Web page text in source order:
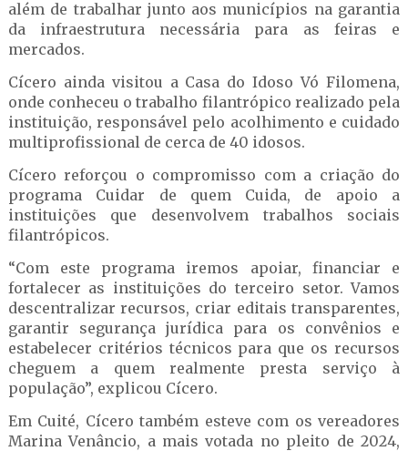
além de trabalhar junto aos municípios na garantia
da infraestrutura necessária para as feiras e
mercados.
Cícero ainda visitou a Casa do Idoso Vó Filomena,
onde conheceu o trabalho filantrópico realizado pela
instituição, responsável pelo acolhimento e cuidado
multiprofissional de cerca de 40 idosos.
Cícero reforçou o compromisso com a criação do
programa Cuidar de quem Cuida, de apoio a
instituições que desenvolvem trabalhos sociais
filantrópicos.
“Com este programa iremos apoiar, financiar e
fortalecer as instituições do terceiro setor. Vamos
descentralizar recursos, criar editais transparentes,
garantir segurança jurídica para os convênios e
estabelecer critérios técnicos para que os recursos
cheguem a quem realmente presta serviço à
população”, explicou Cícero.
Em Cuité, Cícero também esteve com os vereadores
Marina Venâncio, a mais votada no pleito de 2024,